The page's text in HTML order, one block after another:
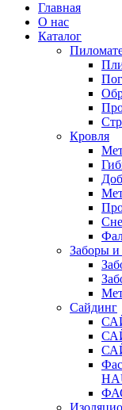
Главная
О нас
Каталог
Кровля
Заборы и
Сайдинг